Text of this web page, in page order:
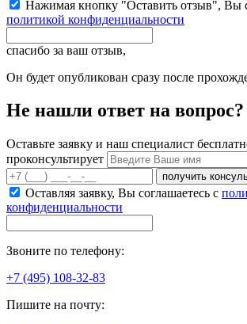
Нажимая кнопку "Оставить отзыв", Вы
политикой конфиденциальности
спасибо за ваш отзыв,
Он будет опубликован сразу после
Не нашли ответ на вопрос?
Оставьте заявку и наш специалист
проконсультирует
получить
Оставляя заявку, Вы соглашаетесь с
конфиденциальности
Звоните по телефону:
+7 (495) 108-32-83
Пишите на почту: